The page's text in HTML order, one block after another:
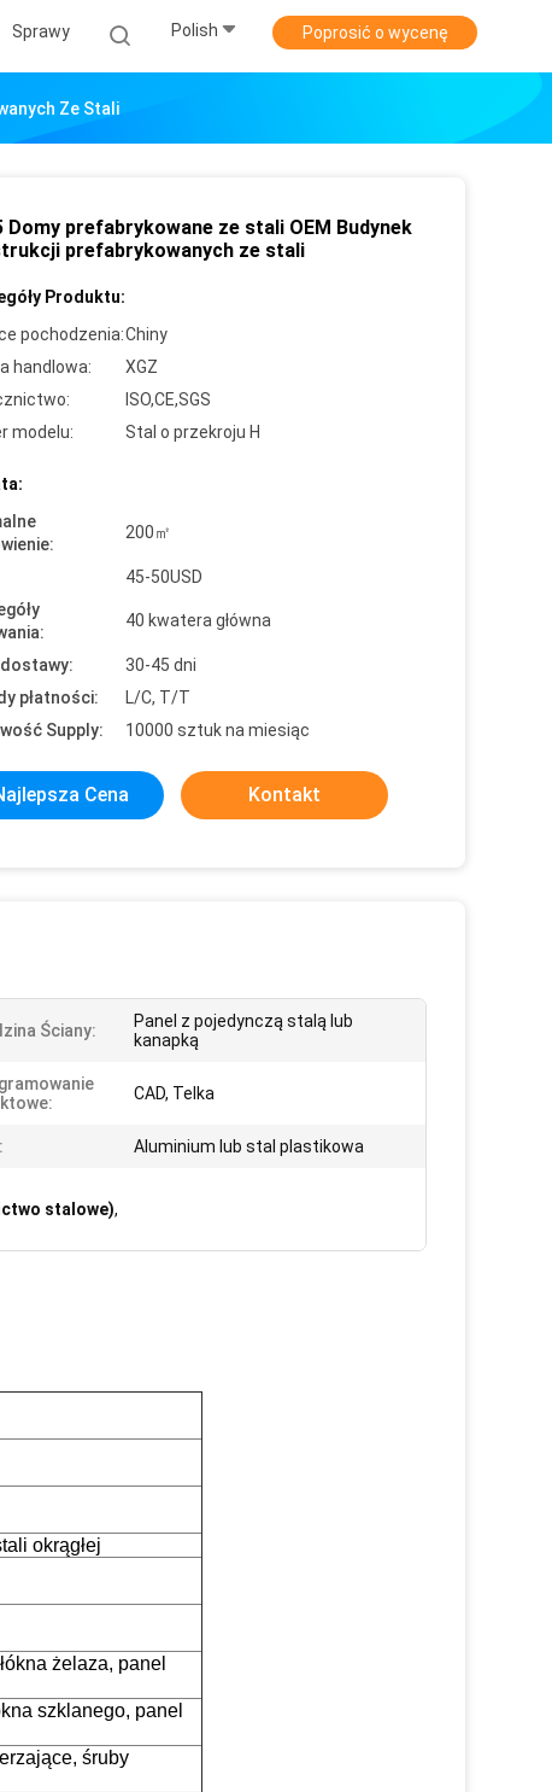
Sprawy Polish Poprosić o wycenę
Ze Stali
Domy prefabrykowane ze stali OEM Budynek
prefabrykowanych ze stali
Produktu:
pochodzenia:Chiny
handlowa:
XGZ
ISO,CE,SGS
modelu:
Stal o przekroju H
200㎡
45-50USD
40 kwatera główna
30-45 dni
płatności:
L/C, T/T
Supply:
10000 sztuk na miesiąc
Cena Kontakt
Ściany:
Panel z pojedynczą stalą lub
kanapką
CAD, Telka
Aluminium lub stal plastikowa
stalowe),
okrągłej
żelaza, panel
szklanego, panel
śruby